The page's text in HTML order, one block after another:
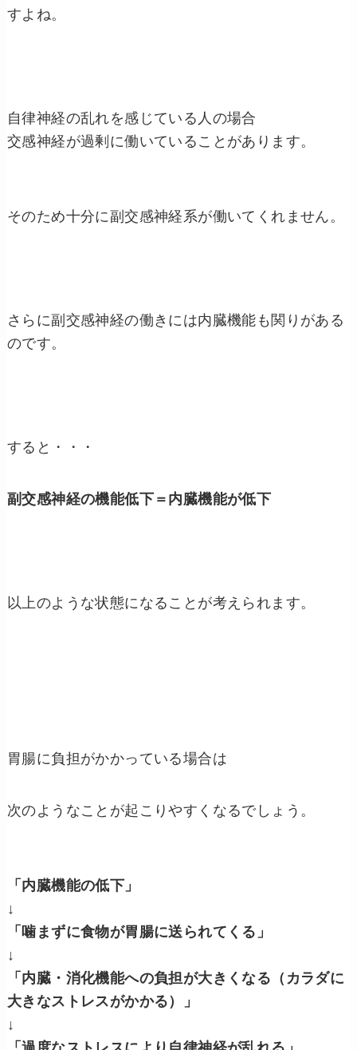
すよね。
自律神経の乱れを感じている人の場合
交感神経が過剰に働いていることがあります。
そのため十分に副交感神経系が働いてくれません。
さらに副交感神経の働きには内臓機能も関りがある
のです。
すると・・・
副交感神経の機能低下 ＝内臓機能が低下
以上のような状態になることが考えられます。
胃腸に負担がかかっている場合は
次のようなことが起こりやすくなるでしょう。
「内臓機能の低下」
↓
「噛まずに食物が胃腸に送られてくる」
↓
「内臓・消化機能への負担が大きくなる（カラダに
大きなストレスがかかる）」
↓